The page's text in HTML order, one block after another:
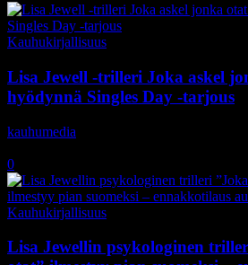
Kauhukirjallisuus
Lisa Jewell -trilleri Joka askel
hyödynnä Singles Day -tarjous
kauhumedia
0
Kauhukirjallisuus
Lisa Jewellin psykologinen